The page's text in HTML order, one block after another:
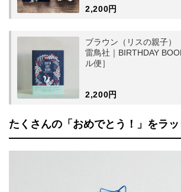
2,200円
ブラウン（リスの親子）
雷鳥社｜BIRTHDAY
ル便］
2,200円
たくさんの「おめでとう！」をラ